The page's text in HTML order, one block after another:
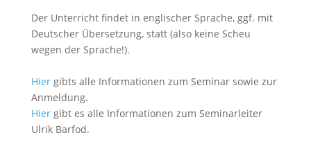
Der Unterricht findet in englischer Sprache, ggf. mit
Deutscher Übersetzung, statt (also keine Scheu
wegen der Sprache!).
Hiergibts alle Informationen zum Seminar sowie zur
Anmeldung.
Hiergibt es alle Informationen zum Seminarleiter
Ulrik Barfod.